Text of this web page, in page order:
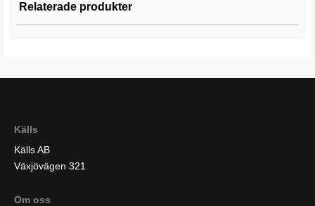
Relaterade produkter
Källs
Källs AB
Växjövägen 321
Om oss